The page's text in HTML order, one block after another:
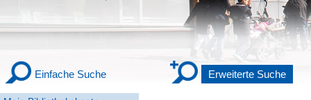
Einfache Suche Erweiterte Suche